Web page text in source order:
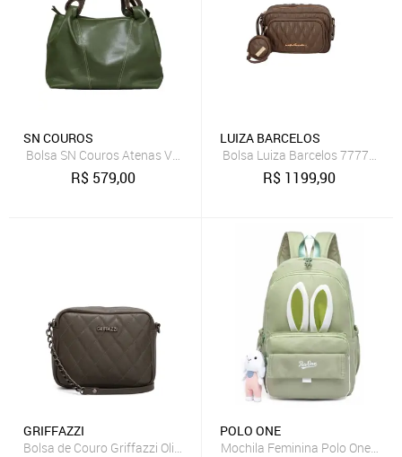
SN COUROS
Bolsa SN Couros Atenas Verde/Marrom
R$ 579,00
LUIZA BARCELOS
R$ 1199,90
GRIFFAZZI
Bolsa de Couro Griffazzi Oliva
POLO ONE
Mochila Feminina Polo One